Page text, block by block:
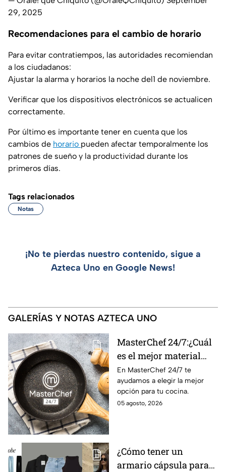
29, 2025
Recomendaciones para el cambio de horario
Para evitar contratiempos, las autoridades recomiendan
a los ciudadanos:
Ajustar la alarma y horarios la noche del1 de noviembre.
Verificar que los dispositivos electrónicos se actualicen
correctamente.
Por último es importante tener en cuenta que los
cambios de horario pueden afectar temporalmente los
patrones de sueño y la productividad durante los
primeros días.
Tags relacionados
Notas
¡No te pierdas nuestro contenido, sigue a
Azteca Uno en Google News!
GALERÍAS Y NOTAS AZTECA UNO
MasterChef 24/7:¿Cuál
es el mejor material
para una sartén?
En MasterChef 24/7 te
ayudamos a elegir la mejor
opción para tu cocina.
05 agosto, 2026
¿Cómo tener un
armario cápsula para